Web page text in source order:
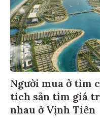
Người mua ở tìm
tích sản tìm giá
nhau ở Vịnh Tiên